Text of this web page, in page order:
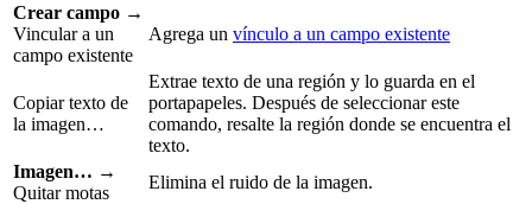
Crear campo →
Vincular a un
campo existente
Agrega un vínculo a un campo existente
Copiar texto de
la imagen…
Extrae texto de una región y lo guarda en el
portapapeles. Después de seleccionar este
comando, resalte la región donde se encuentra el
texto.
Imagen… →
Quitar motas
Elimina el ruido de la imagen.